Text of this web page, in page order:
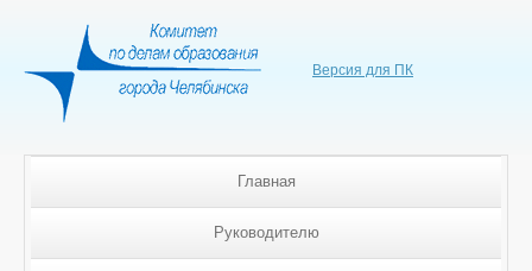
Версия для ПК
Главная
Руководителю